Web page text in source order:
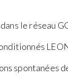
le réseau
spontanées